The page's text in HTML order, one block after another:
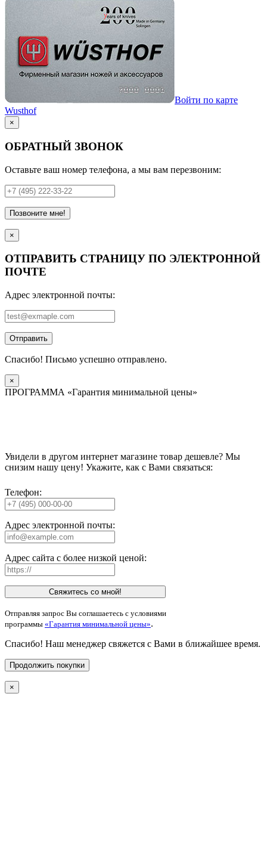
Войти по карте
Wusthof
×
ОБРАТНЫЙ ЗВОНОК
Оставьте ваш номер телефона, а мы вам перезвоним:
Позвоните мне!
×
ОТПРАВИТЬ СТРАНИЦУ ПО ЭЛЕКТРОННОЙ
ПОЧТЕ
Адрес электронной почты:
Отправить
Спасибо! Письмо успешно отправлено.
×
ПРОГРАММА «Гарантия минимальной цены»
Увидели в другом интернет магазине товар дешевле? Мы
снизим нашу цену! Укажите, как с Вами связаться:
Телефон:
Адрес электронной почты:
Адрес сайта с более низкой ценой:
Свяжитесь со мной!
Отправляя запрос Вы соглашаетесь с условиями
программы «Гарантия минимальной цены».
Спасибо! Наш менеджер свяжется с Вами в ближайшее время.
Продолжить покупки
×